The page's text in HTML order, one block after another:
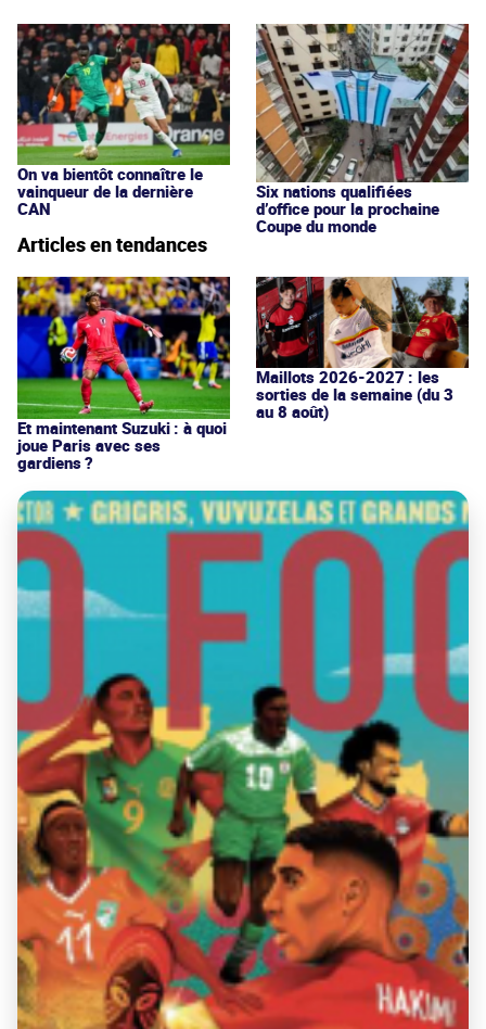
On va bientôt connaître le
vainqueur de la dernière
CAN
Six nations qualifiées
d’office pour la prochaine
Coupe du monde
Articles en tendances
Et maintenant Suzuki : à quoi
joue Paris avec ses
gardiens ?
Maillots 2026-2027 : les
sorties de la semaine (du 3
au 8 août)